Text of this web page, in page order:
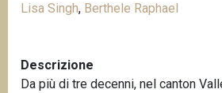
Lisa Singh, Berthele Raphael
Descrizione
Da più di tre decenni, nel canton